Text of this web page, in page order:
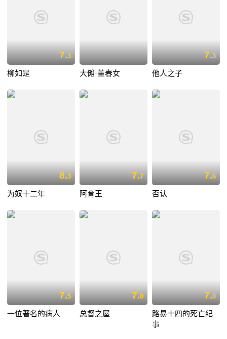
7.3
柳如是 大傩·董春女
7.3
他人之子
8.3
为奴十二年
7.7
阿育王
7.6
否认
7.5
一位著名的病人
7.0
总督之屋
7.0
路易十四的死亡纪
事